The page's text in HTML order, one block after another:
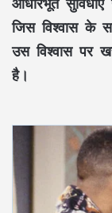
जिस विश्वास के
उस विश्वास पर
है।